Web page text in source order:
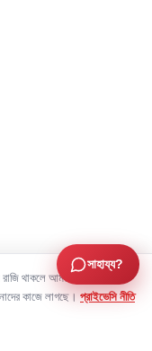
থাকলে আমরা বিজ্ঞাপন ও
কাজে লাগছে।প্রাইভেসি নীতি
সাহায্য?